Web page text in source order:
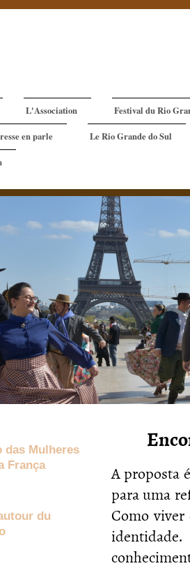
L'Association Festival du Rio
en parle Le Rio Grande do Sul
A proposta
para uma
Como viver
das Mulheres
França
du